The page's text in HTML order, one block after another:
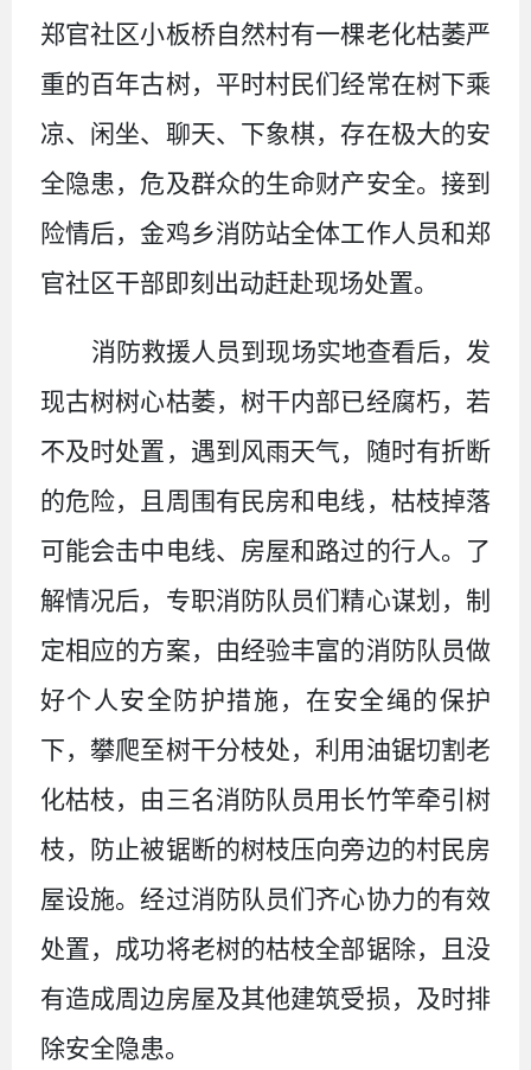
郑官社区小板桥自然村有一棵老化枯萎严
重的百年古树，平时村民们经常在树下乘
凉、闲坐、聊天、下象棋，存在极大的安
全隐患，危及群众的生命财产安全。接到
险情后，金鸡乡消防站全体工作人员和郑
官社区干部即刻出动赶赴现场处置。
消防救援人员到 现场实地查看后， 发
现古树树心枯萎，树干内部已经腐朽，若
不及时处置，遇到 风雨天气，随时有折断
的危险， 且周围有民房和电线，枯枝掉落
可能会击中电线、房屋和路过的行人。了
解情况后，专职消防队员们精心谋划，制
定相应的方案，由经验丰富的消防队员做
好个人安全防护措施 ，在安全绳的保护
下，攀爬至树干分枝处，利用油锯切割 老
化枯枝，由三名消防队员用 长竹竿牵引树
枝，防止被锯断的树枝压向旁边的村民房
屋设施。经过消防队员们齐心协力的有效
处置，成功将老树的枯枝全部锯除， 且 没
有造成周边房屋及其他建筑受损 ，及时排
除安全隐患。